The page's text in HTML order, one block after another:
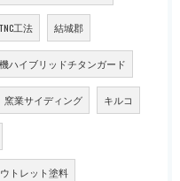
TNC工法 結城郡
ハイブリッドチタンガード
窯業サイディング キルコ
トレット塗料